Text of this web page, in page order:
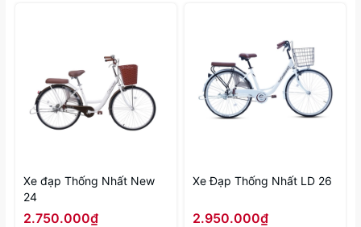
Xe đạp Thống Nhất New
24
2.750.000₫
Xe Đạp Thống Nhất LD 26
2.950.000₫